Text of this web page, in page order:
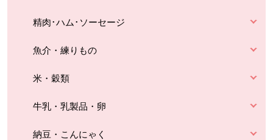
精肉･ハム･ソーセージ
魚介・練りもの
米・穀類
牛乳・乳製品・卵
納豆・こんにゃく